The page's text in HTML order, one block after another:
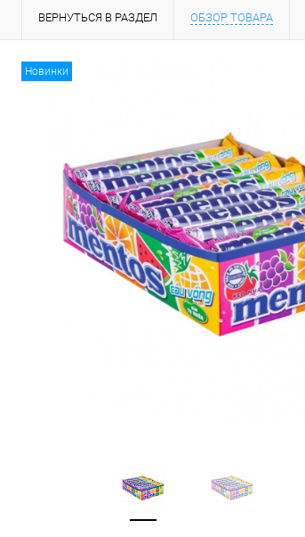
ВЕРНУТЬСЯ В РАЗДЕЛ ОБЗОР ТОВАРА
Новинки